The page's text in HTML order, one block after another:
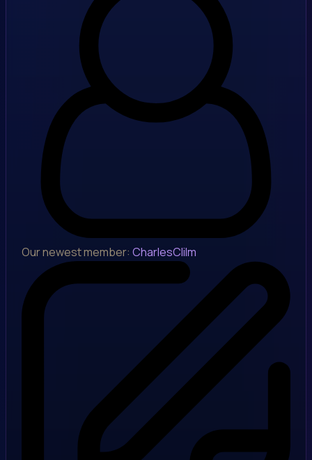
Our newest member: CharlesClilm